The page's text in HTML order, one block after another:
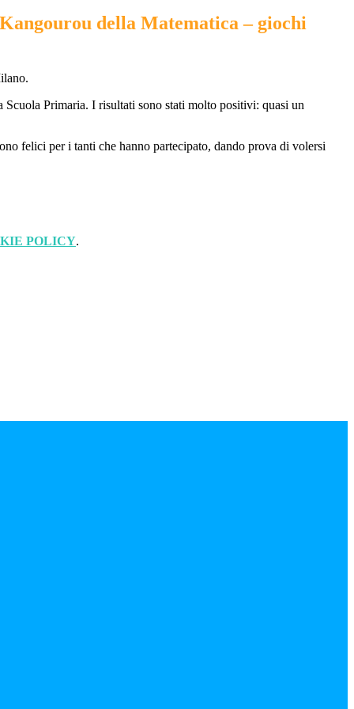
della Matematica – giochi
Scuola Primaria. I risultati sono stati molto positivi: quasi un
felici per i tanti che hanno partecipato, dando prova di volersi
POLICY.